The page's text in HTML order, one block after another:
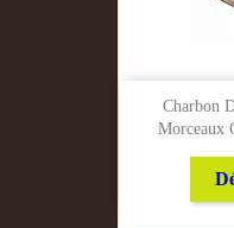
Charbon
Morceaux